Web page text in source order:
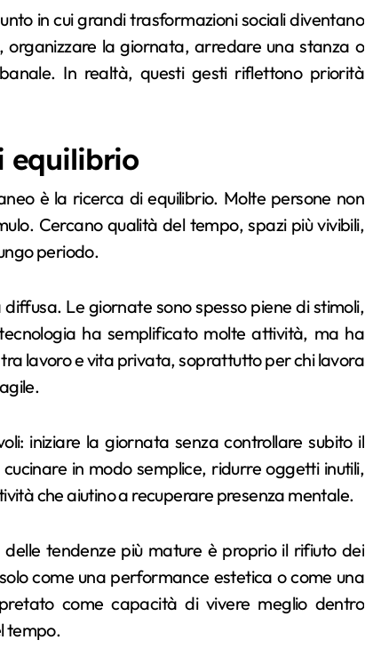
in cui grandi trasformazioni sociali diventano
la giornata, arredare una stanza o
In realtà, questi gesti riflettono priorità
equilibrio
è la ricerca di equilibrio. Molte persone non
Cercano qualità del tempo, spazi più vivibili,
periodo.
Le giornate sono spesso piene di stimoli,
ha semplificato molte attività, ma ha
lavoro e vita privata, soprattutto per chi lavora
iniziare la giornata senza controllare subito il
in modo semplice, ridurre oggetti inutili,
che aiutino a recuperare presenza mentale.
tendenze più mature è proprio il rifiuto dei
come una performance estetica o come una
come capacità di vivere meglio dentro
tempo.